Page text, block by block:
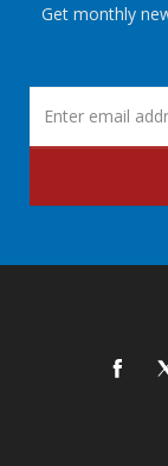
Get monthly